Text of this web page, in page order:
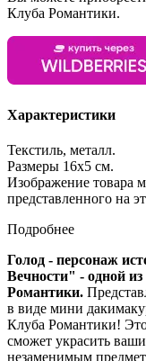
Клуба Романтики.
Характеристики
Текстиль, металл.
Размеры 16х5 см.
Изображение товара
представленного на
Подробнее
Голод - персонаж
Вечности" - одной
Романтики.
в виде мини
Клуба Романтики!
сможет украсить
незаменимым